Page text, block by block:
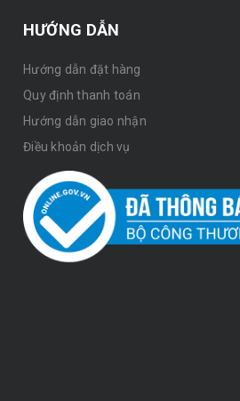
HƯỚNG DẪN
Hướng dẫn đặt hàng
Quy định thanh toán
Hướng dẫn giao nhận
Điều khoản dịch vụ